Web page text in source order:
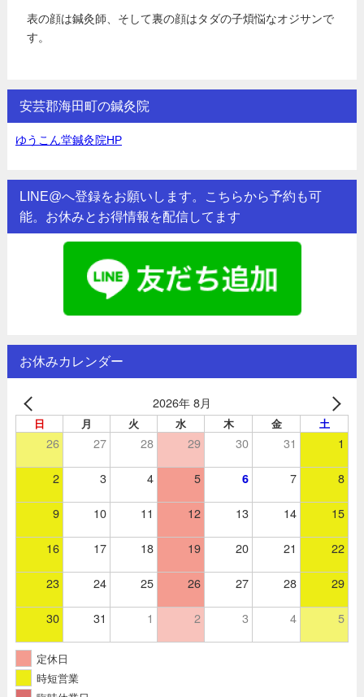
表の顔は鍼灸師、そして裏の顔はタダの子煩悩なオジサンで
す。
安芸郡海田町の鍼灸院
ゆうこん堂鍼灸院HP
LINE@へ登録をお願いします。こちらから予約も可
能。お休みとお得情報を配信してます
お休みカレンダー
2026年 8月
日 月 火 水 木 金 土
26 27 28 29 30 31 1
2 3 4 5 6 7 8
9 10 11 12 13 14 15
16 17 18 19 20 21 22
23 24 25 26 27 28 29
30 31 1 2 3 4 5
定休日
時短営業